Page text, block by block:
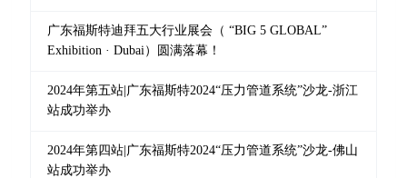
广东福斯特迪拜五大行业展会（ “BIG 5 GLOBAL”
Exhibition · Dubai）圆满落幕！
2024年第五站|广东福斯特2024“压力管道系统”沙龙-浙江
站成功举办
2024年第四站|广东福斯特2024“压力管道系统”沙龙-佛山
站成功举办